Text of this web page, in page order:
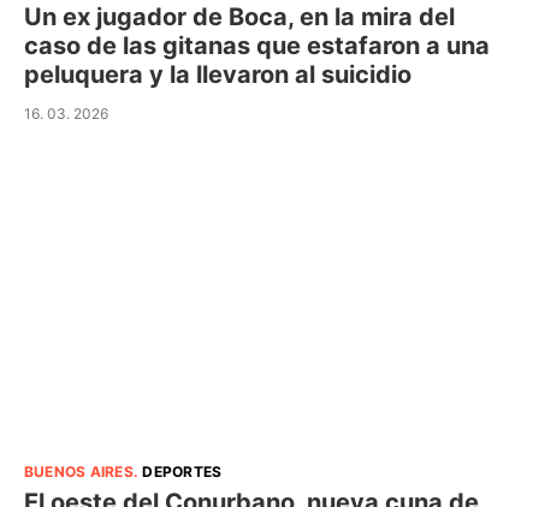
Un ex jugador de Boca, en la mira del
caso de las gitanas que estafaron a una
peluquera y la llevaron al suicidio
16. 03. 2026
BUENOS AIRES.DEPORTES